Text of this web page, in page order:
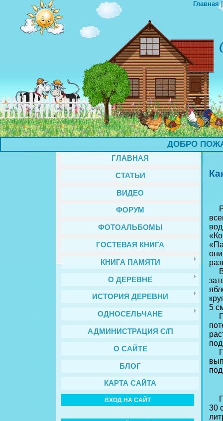
Главная
ДОБРО
ГЛАВНАЯ
СТАТЬИ
ВИДЕО
ФОРУМ
ФОТОАЛЬБОМЫ
ГОСТЕВАЯ КНИГА
КНИГА ПАМЯТИ
О ДЕРЕВНЕ
ИСТОРИЯ ДЕРЕВНИ
ОДНОСЕЛЬЧАНЕ
АДМИНИСТРАЦИЯ С/П
О САЙТЕ
БЛОГ
КАРТА САЙТА
ВХОД НА САЙТ
5
30